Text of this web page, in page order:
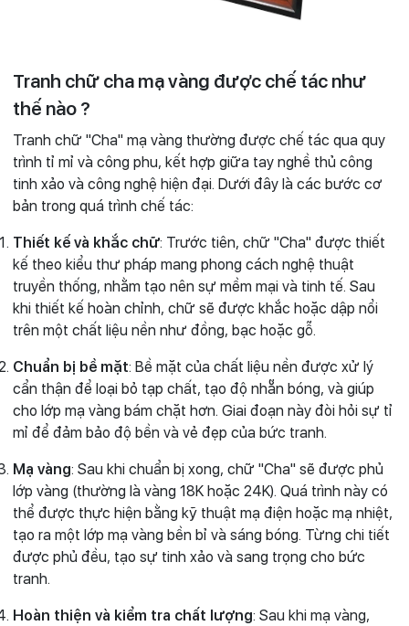
Tranh chữ cha mạ vàng được chế tác như
thế nào ?
Tranh chữ "Cha" mạ vàng thường được chế tác qua quy
trình tỉ mỉ và công phu, kết hợp giữa tay nghề thủ công
tinh xảo và công nghệ hiện đại. Dưới đây là các bước cơ
bản trong quá trình chế tác:
Thiết kế và khắc chữ: Trước tiên, chữ "Cha" được thiết
kế theo kiểu thư pháp mang phong cách nghệ thuật
truyền thống, nhằm tạo nên sự mềm mại và tinh tế. Sau
khi thiết kế hoàn chỉnh, chữ sẽ được khắc hoặc dập nổi
trên một chất liệu nền như đồng, bạc hoặc gỗ.
Chuẩn bị bề mặt: Bề mặt của chất liệu nền được xử lý
cẩn thận để loại bỏ tạp chất, tạo độ nhẵn bóng, và giúp
cho lớp mạ vàng bám chặt hơn. Giai đoạn này đòi hỏi sự tỉ
mỉ để đảm bảo độ bền và vẻ đẹp của bức tranh.
Mạ vàng: Sau khi chuẩn bị xong, chữ "Cha" sẽ được phủ
lớp vàng (thường là vàng 18K hoặc 24K). Quá trình này có
thể được thực hiện bằng kỹ thuật mạ điện hoặc mạ nhiệt,
tạo ra một lớp mạ vàng bền bỉ và sáng bóng. Từng chi tiết
được phủ đều, tạo sự tinh xảo và sang trọng cho bức
tranh.
Hoàn thiện và kiểm tra chất lượng: Sau khi mạ vàng,